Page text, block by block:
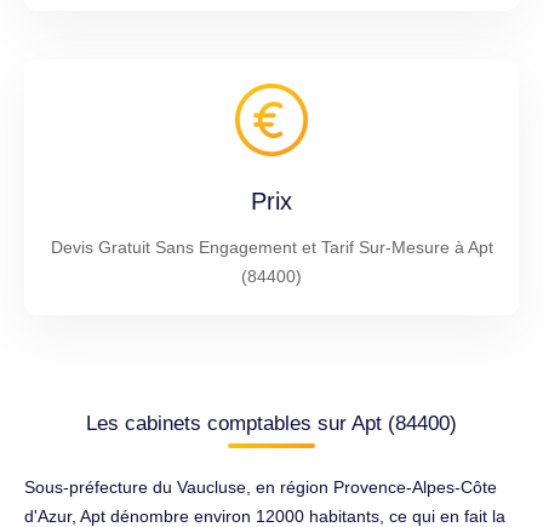
Prix
Devis Gratuit Sans Engagement et Tarif Sur-Mesure à Apt
(84400)
Les cabinets comptables sur Apt (84400)
Sous-préfecture du Vaucluse, en région Provence-Alpes-Côte
d'Azur, Apt dénombre environ 12000 habitants, ce qui en fait la